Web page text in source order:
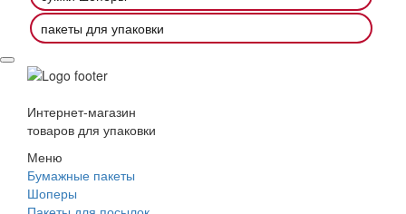
пакеты для упаковки
Интернет-магазин
товаров для упаковки
Меню
Бумажные пакеты
Шоперы